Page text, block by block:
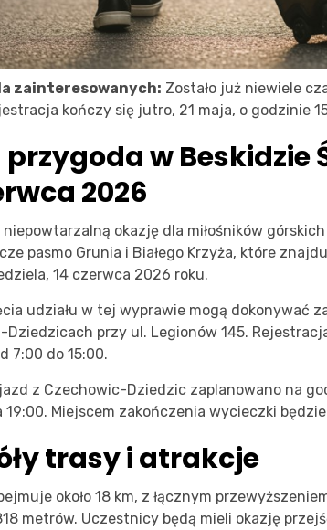
zainteresowanych: Zostało już niewiele
kończy się jutro, 21 maja, o godzinie
przygoda w
2026
okazję dla miłośników
pasmo Grunia i Białego Krzyża, które
14 czerwca 2026 roku.
udziału w tej wyprawie mogą dokonywać
Dziedzicach przy ul. Legionów 145.
7:00 do 15:00.
z Czechowic-Dziedzic zaplanowano na
19:00. Miejscem zakończenia wycieczki
trasy i atrakcje
około 18 km, z łącznym
metrów. Uczestnicy będą mieli okazję